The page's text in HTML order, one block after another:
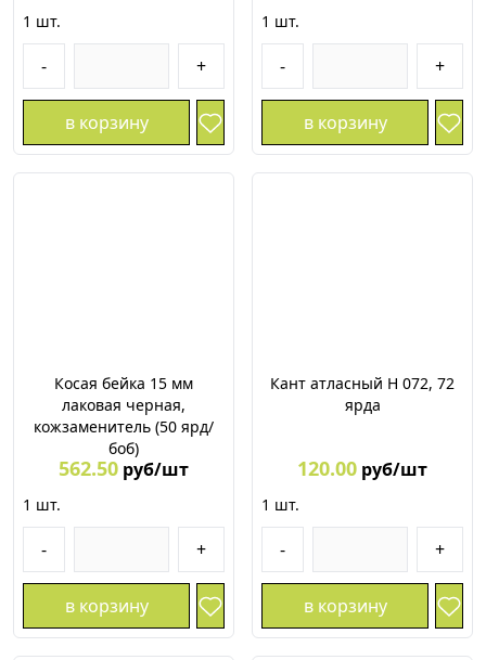
1 шт.
- +
в корзину
1 шт.
- +
в корзину
Косая бейка 15 мм
лаковая черная,
кожзаменитель (50 ярд/
боб)
562.50 руб/шт
1 шт.
- +
в корзину
Кант атласный Н 072, 72
ярда
120.00 руб/шт
1 шт.
- +
в корзину